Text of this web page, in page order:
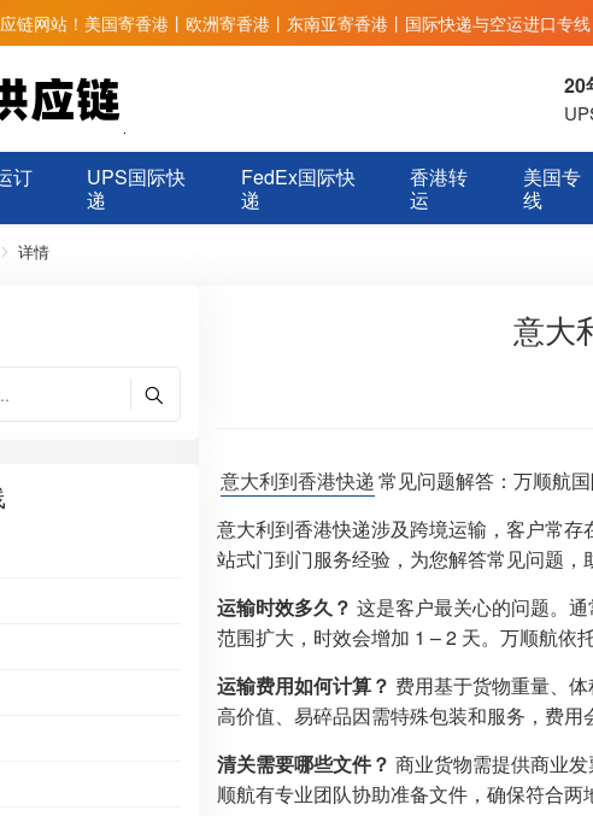
链网站！美国寄香港丨欧洲寄香港丨东南亚寄香港丨国际快递与空运进口专线
20
订
UPS国际快
递
FedEx国际快
递
香港转
运
美国专
线
详情
意大
意大利到香港快递常见问题解答：万顺航
意大利到香港快递涉及跨境运输，客户常
站式门到门服务经验，为您解答常见问题，
运输时效多久？ 这是客户最关心的问题。
范围扩大，时效会增加 1 – 2 天。万顺航依
运输费用如何计算？ 费用基于货物重量、
高价值、易碎品因需特殊包装和服务，费用
清关需要哪些文件？ 商业货物需提供商业
顺航有专业团队协助准备文件，确保符合两